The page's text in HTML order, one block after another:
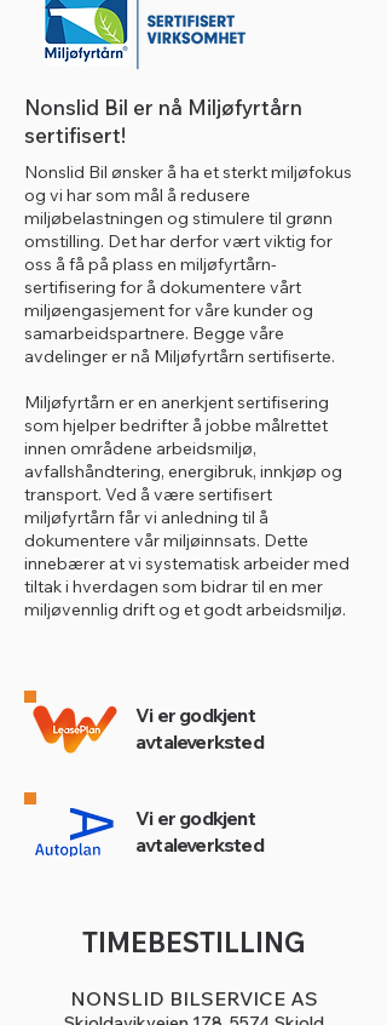
Nonslid Bil er nå Miljøfyrtårn
sertifisert!
Nonslid Bil ønsker å ha et sterkt miljøfokus
og vi har som mål å redusere
miljøbelastningen og stimulere til grønn
omstilling. Det har derfor vært viktig for
oss å få på plass en miljøfyrtårn-
sertifisering for å dokumentere vårt
miljøengasjement for våre kunder og
samarbeidspartnere. Begge våre
avdelinger er nå Miljøfyrtårn sertifiserte.
Miljøfyrtårn er en anerkjent sertifisering
som hjelper bedrifter å jobbe målrettet
innen områdene arbeidsmiljø,
avfallshåndtering, energibruk, innkjøp og
transport. Ved å være sertifisert
miljøfyrtårn får vi anledning til å
dokumentere vår miljøinnsats. Dette
innebærer at vi systematisk arbeider med
tiltak i hverdagen som bidrar til en mer
miljøvennlig drift og et godt arbeidsmiljø.
Vi er godkjent
avtaleverksted
Vi er godkjent
avtaleverksted
TIMEBESTILLING
NONSLID BILSERVICE AS